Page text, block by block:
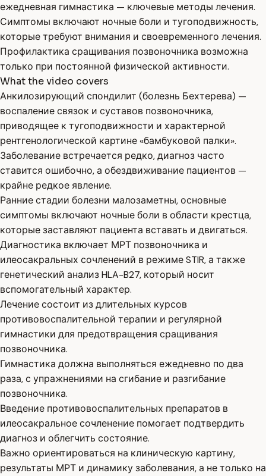
ежедневная гимнастика — ключевые методы лечения.
Симптомы включают ночные боли и тугоподвижность,
которые требуют внимания и своевременного лечения.
Профилактика сращивания позвоночника возможна
только при постоянной физической активности.
What the video covers
Анкилозирующий спондилит (болезнь Бехтерева) —
воспаление связок и суставов позвоночника,
приводящее к тугоподвижности и характерной
рентгенологической картине «бамбуковой палки».
Заболевание встречается редко, диагноз часто
ставится ошибочно, а обездвиживание пациентов —
крайне редкое явление.
Ранние стадии болезни малозаметны, основные
симптомы включают ночные боли в области крестца,
которые заставляют пациента вставать и двигаться.
Диагностика включает МРТ позвоночника и
илеосакральных сочленений в режиме STIR, а также
генетический анализ HLA-B27, который носит
вспомогательный характер.
Лечение состоит из длительных курсов
противовоспалительной терапии и регулярной
гимнастики для предотвращения сращивания
позвоночника.
Гимнастика должна выполняться ежедневно по два
раза, с упражнениями на сгибание и разгибание
позвоночника.
Введение противовоспалительных препаратов в
илеосакральное сочленение помогает подтвердить
диагноз и облегчить состояние.
Важно ориентироваться на клиническую картину,
результаты МРТ и динамику заболевания, а не только на